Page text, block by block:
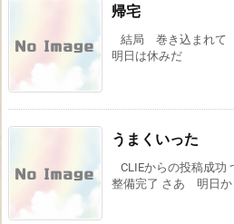
帰宅
結局 巻き込まれて
明日は休みだ
うまくいった
CLIEからの投稿成功
整備完了 さあ 明日か